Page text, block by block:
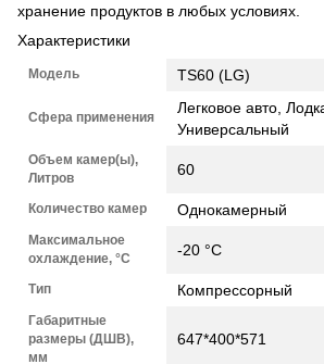
хранение продуктов в любых условиях.
Характеристики
Модель TS60 (LG)
Сфера применения
Легковое авто,
Универсальный
Объем камер(ы),
Литров
60
Количество камер Однокамерный
Максимальное
охлаждение, °C
-20 °C
Тип Компрессорный
Габаритные
размеры (ДШВ),
мм
647*400*571